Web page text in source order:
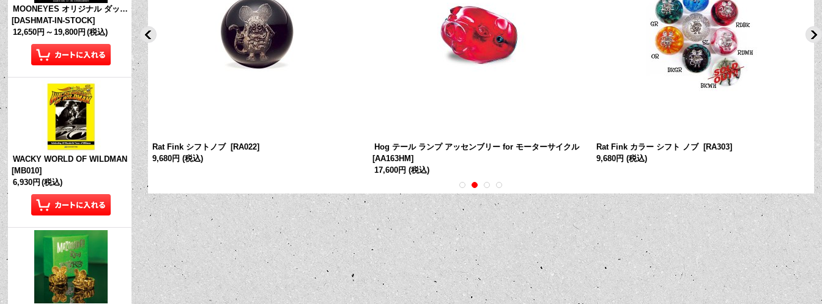
MOONEYES オリジナル ダッシュマット (in Stock!)
[DASHMAT-IN-STOCK]
12,650円 ～ 19,800円 (税込)
WACKY WORLD OF WILDMAN
[MB010]
6,930円 (税込)
ストライパー 単品売り 【#0】 Rat Fink シフトノブ [RA022]
9,680円 (税込)
Hog テール ランプ アッセンブリー for モーターサイクル
[AA163HM]
17,600円 (税込)
Rat Fink カラー シフト ノブ [RA303]
9,680円 (税込)